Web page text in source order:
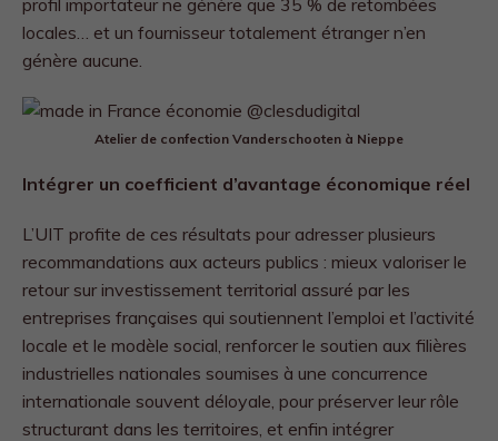
profil importateur ne génère que 35 % de retombées
locales… et un fournisseur totalement étranger n’en
génère aucune.
Atelier de confection Vanderschooten à Nieppe
Intégrer un coefficient d’avantage économique réel
L’UIT profite de ces résultats pour adresser plusieurs
recommandations aux acteurs publics : mieux valoriser le
retour sur investissement territorial assuré par les
entreprises françaises qui soutiennent l’emploi et l’activité
locale et le modèle social, renforcer le soutien aux filières
industrielles nationales soumises à une concurrence
internationale souvent déloyale, pour préserver leur rôle
structurant dans les territoires, et enfin intégrer